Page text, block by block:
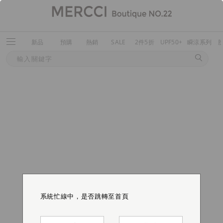
新品 預購 熱銷 SALE 2件5折 UPF50+ 瞬涼系列
系統忙線中，是否跳轉至首頁
系統忙線中，是否跳轉至首頁
系統忙線中，是否跳轉至首頁
系統忙線中，是否跳轉至首頁
系統忙線中，是否跳轉至首頁